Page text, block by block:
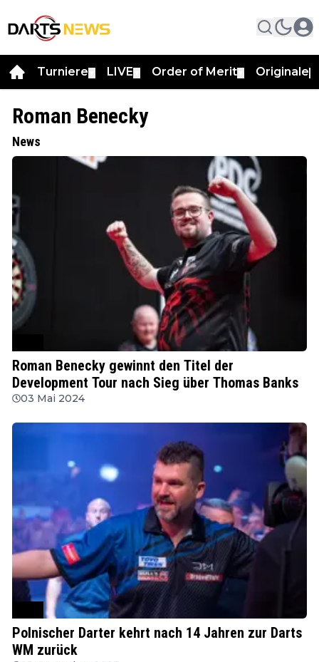
Turniere LIVE Order of Merit Originale
Roman Benecky
News
Roman Benecky gewinnt den Titel der
Development Tour nach Sieg über Thomas Banks
03 Mai 2024
Polnischer Darter kehrt nach 14 Jahren zur Darts
WM zurück